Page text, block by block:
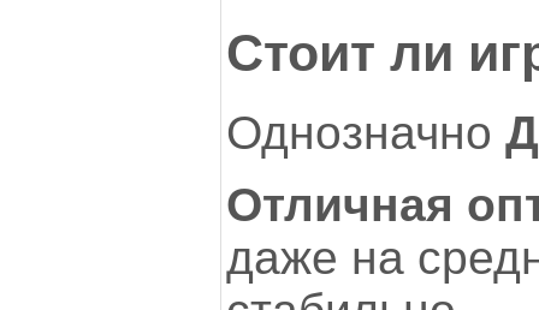
Стоит ли
Однозначно
Отличная
даже на